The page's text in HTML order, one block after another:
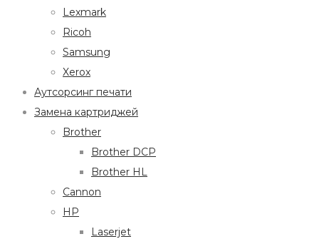
Lexmark
Ricoh
Samsung
Xerox
Аутсорсинг печати
Замена картриджей
Brother
Brother DCP
Brother HL
Cannon
HP
Laserjet